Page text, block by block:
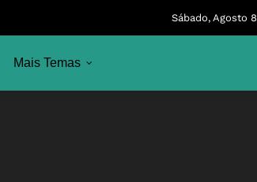
Sábado, Agosto 8
Mais Temas